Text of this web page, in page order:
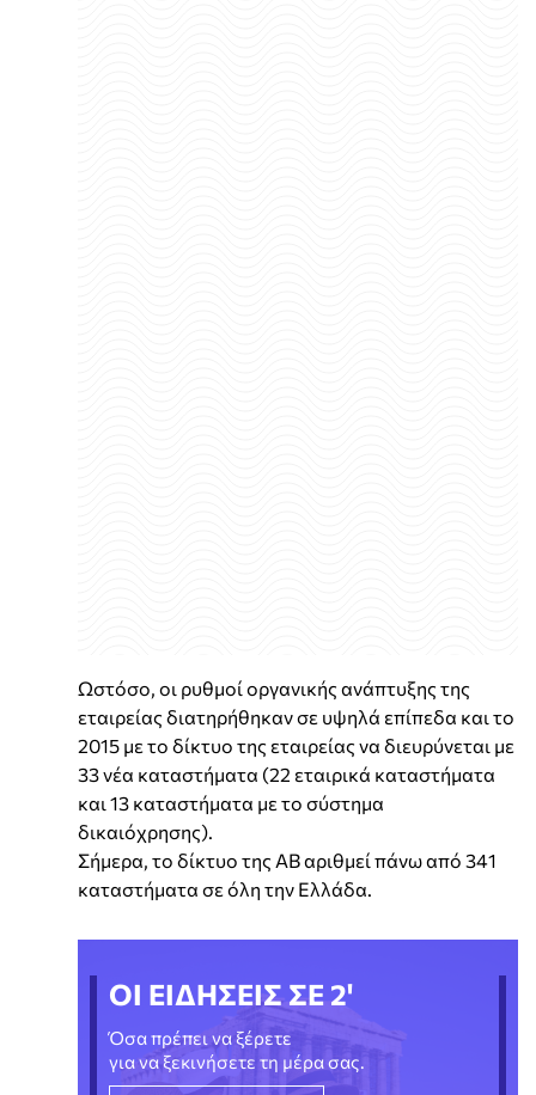
Ωστόσο, οι ρυθμοί οργανικής ανάπτυξης της
εταιρείας διατηρήθηκαν σε υψηλά επίπεδα και το
2015 με το δίκτυο της εταιρείας να διευρύνεται με
33 νέα καταστήματα (22 εταιρικά καταστήματα
και 13 καταστήματα με το σύστημα
δικαιόχρησης).
Σήμερα, το δίκτυο της ΑΒ αριθμεί πάνω από 341
καταστήματα σε όλη την Ελλάδα.
ΟΙ ΕΙΔΗΣΕΙΣ ΣΕ 2'
Όσα πρέπει να ξέρετε
για να ξεκινήσετε τη μέρα σας.